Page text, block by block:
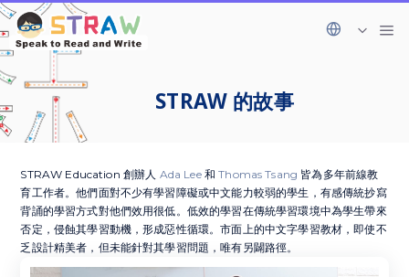
STRAW 的故事
STRAW Education 創辦⼈ Ada Lee和Thomas Tsang 皆為多年前線教
育⼯作者。他們⾯對不少有學習障礙或中⽂能⼒較弱的學⽣，有感傳統抄寫
背誦的學習⽅式對他們效⽤很低。低效的學習在傳統學習環境中為學⽣帶來
否定，侵蝕其學習動機，形成惡性循環。市⾯上的中⽂字學習教材，即使不
乏設計精美者，但未能針對其學習問題，唯有另闢路徑。